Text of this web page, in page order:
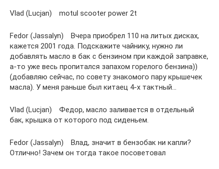
Vlad (Lucjan) motul scooter power 2t
Fedor (Jassalyn) Вчера приобрел 110 на литых дисках,
кажется 2001 года. Подскажите чайнику, нужно ли
добавлять масло в бак с бензином при каждой заправке,
а-то уже весь пропитался запахом горелого бензина))
(добавляю сейчас, по совету знакомого пару крышечек
масла). У меня раньше был китаец 4-х тактный…
Vlad (Lucjan) Федор, масло заливается в отдельный
бак, крышка от которого под сиденьем.
Fedor (Jassalyn) Влад, значит в бензобак ни капли?
Отлично! Зачем он тогда такое посоветовал